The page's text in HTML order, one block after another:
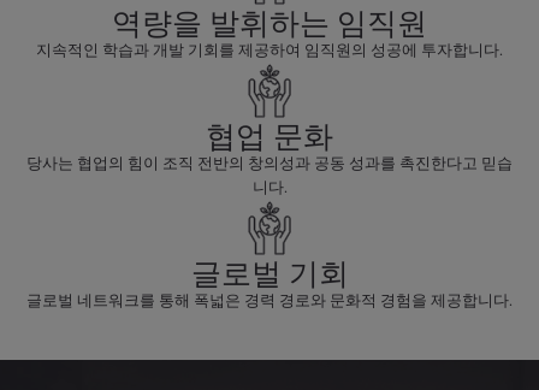
역량을 발휘하는 임직원
지속적인 학습과 개발 기회를 제공하여 임직원의 성공에 투자합니다.
협업 문화
당사는 협업의 힘이 조직 전반의 창의성과 공동 성과를 촉진한다고 믿습
니다.
글로벌 기회
글로벌 네트워크를 통해 폭넓은 경력 경로와 문화적 경험을 제공합니다.